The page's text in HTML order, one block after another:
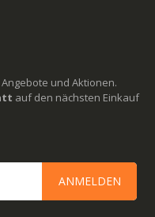
und Aktionen.
auf den nächsten Einkauf
ANMELDEN